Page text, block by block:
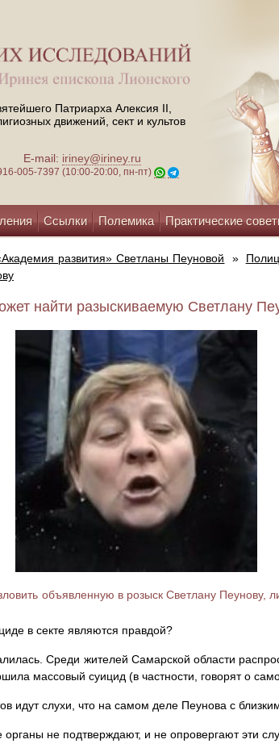
Патриарха Алексия II,
движений, сект и культов
E-mail: iriney@iriney.ru
005-7397 (10:00-20:00, пн-пт)
Ссылки Полемика Практические
развития» Светланы Пеуновой »
найти разыскиваемую Светлану
объявленную в розыск Светлану Пеунову,
в секте являются правдой?
Среди жителей Самарской области
массовый суицид (в частности, говорят о
идут слухи, что на самом деле Пеунова с
не подтверждают, и не опровергают эти